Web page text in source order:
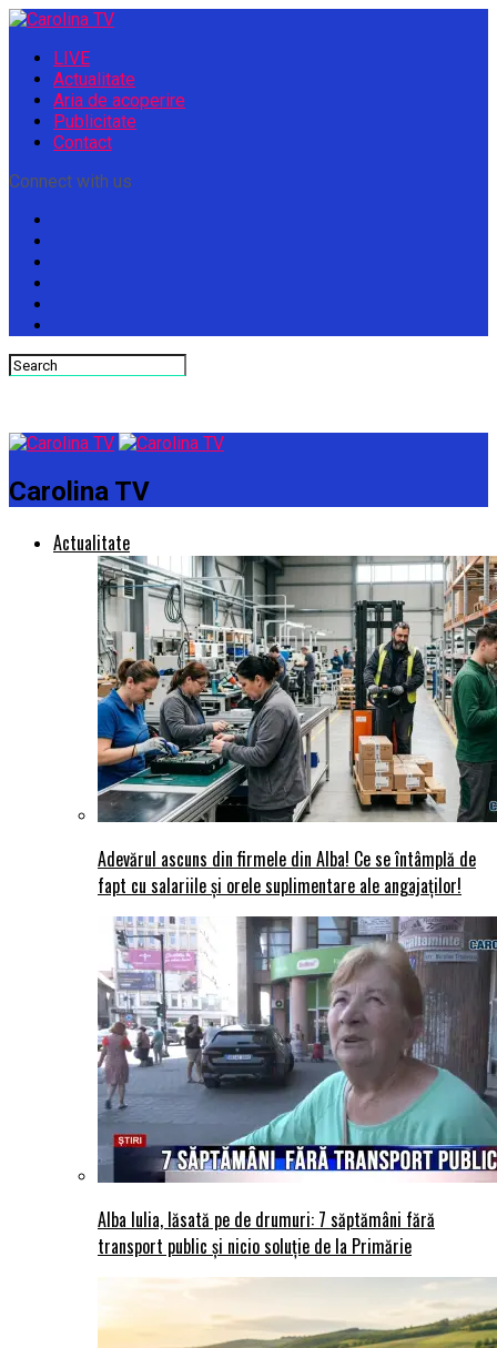
LIVE
Actualitate
Aria de acoperire
Publicitate
Contact
Connect with us
Carolina TV
Actualitate
Adevărul ascuns din firmele din Alba! Ce se întâmplă de
fapt cu salariile și orele suplimentare ale angajaților!
Alba Iulia, lăsată pe de drumuri: 7 săptămâni fără
transport public și nicio soluție de la Primărie